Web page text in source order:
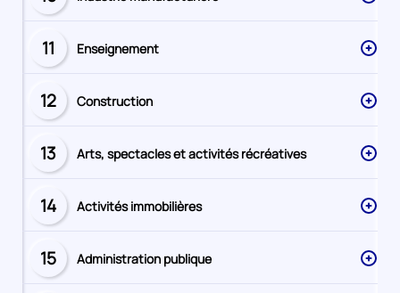
numéro
Secteur
numéro
11 Enseignement
Secteur
numéro
12 Construction
Secteur
numéro
13 Arts, spectacles et activités récréatives
Secteur
numéro
14 Activités immobilières
Secteur
numéro
15 Administration publique